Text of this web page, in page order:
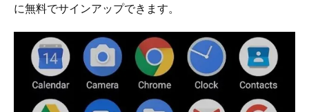
に無料でサインアップできます。